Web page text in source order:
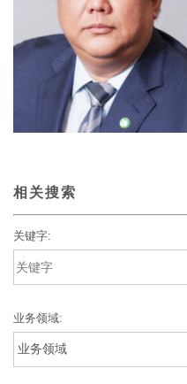
相关搜索
关键字:
业务领域: